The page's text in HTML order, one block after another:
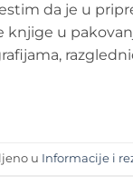
da je u
knjige u
u Informacije i